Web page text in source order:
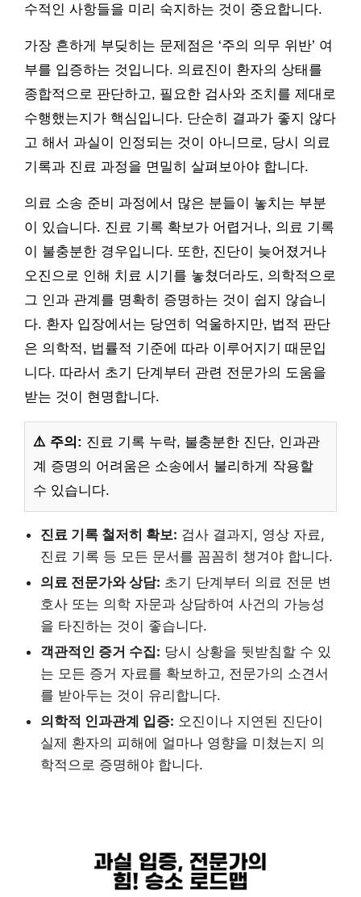
수적인 사항들을 미리 숙지하는 것이 중요합니다.
가장 흔하게 부딪히는 문제점은 ‘주의 의무 위반’ 여
부를 입증하는 것입니다. 의료진이 환자의 상태를
종합적으로 판단하고, 필요한 검사와 조치를 제대로
수행했는지가 핵심입니다. 단순히 결과가 좋지 않다
고 해서 과실이 인정되는 것이 아니므로, 당시 의료
기록과 진료 과정을 면밀히 살펴보아야 합니다.
의료 소송 준비 과정에서 많은 분들이 놓치는 부분
이 있습니다. 진료 기록 확보가 어렵거나, 의료 기록
이 불충분한 경우입니다. 또한, 진단이 늦어졌거나
오진으로 인해 치료 시기를 놓쳤더라도, 의학적으로
그 인과 관계를 명확히 증명하는 것이 쉽지 않습니
다. 환자 입장에서는 당연히 억울하지만, 법적 판단
은 의학적, 법률적 기준에 따라 이루어지기 때문입
니다. 따라서 초기 단계부터 관련 전문가의 도움을
받는 것이 현명합니다.
⚠️ 주의: 진료 기록 누락, 불충분한 진단, 인과관
계 증명의 어려움은 소송에서 불리하게 작용할
수 있습니다.
진료 기록 철저히 확보: 검사 결과지, 영상 자료,
진료 기록 등 모든 문서를 꼼꼼히 챙겨야 합니다.
의료 전문가와 상담: 초기 단계부터 의료 전문 변
호사 또는 의학 자문과 상담하여 사건의 가능성
을 타진하는 것이 좋습니다.
객관적인 증거 수집: 당시 상황을 뒷받침할 수 있
는 모든 증거 자료를 확보하고, 전문가의 소견서
를 받아두는 것이 유리합니다.
의학적 인과관계 입증: 오진이나 지연된 진단이
실제 환자의 피해에 얼마나 영향을 미쳤는지 의
학적으로 증명해야 합니다.